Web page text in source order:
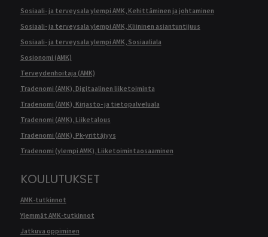
Sosiaali- ja terveysala ylempi AMK, Kehittäminen ja johtaminen
Sosiaali- ja terveysala ylempi AMK, Kliininen asiantuntijuus
Sosiaali- ja terveysala ylempi AMK, Sosiaaliala
Sosionomi (AMK)
Terveydenhoitaja (AMK)
Tradenomi (AMK), Digitaalinen liiketoiminta
Tradenomi (AMK), Kirjasto- ja tietopalveluala
Tradenomi (AMK), Liiketalous
Tradenomi (AMK), Pk-yrittäjyys
Tradenomi (ylempi AMK), Liiketoimintaosaaminen
KOULUTUKSET
AMK-tutkinnot
Ylemmät AMK-tutkinnot
Jatkuva oppiminen